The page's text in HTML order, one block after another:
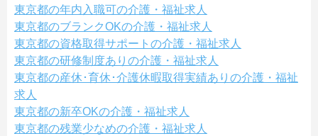
東京都の年内入職可の介護・福祉求人
東京都のブランクOKの介護・福祉求人
東京都の資格取得サポートの介護・福祉求人
東京都の研修制度ありの介護・福祉求人
東京都の産休･育休･介護休暇取得実績ありの介護・福祉
求人
東京都の新卒OKの介護・福祉求人
東京都の残業少なめの介護・福祉求人